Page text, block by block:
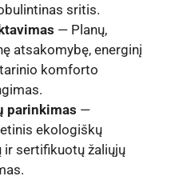
sritis.
— Planų,
atsakomybę, energinį
komforto
parinkimas —
ekologiškų
sertifikuotų žaliųjų